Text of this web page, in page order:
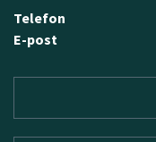
Telefon
E-post